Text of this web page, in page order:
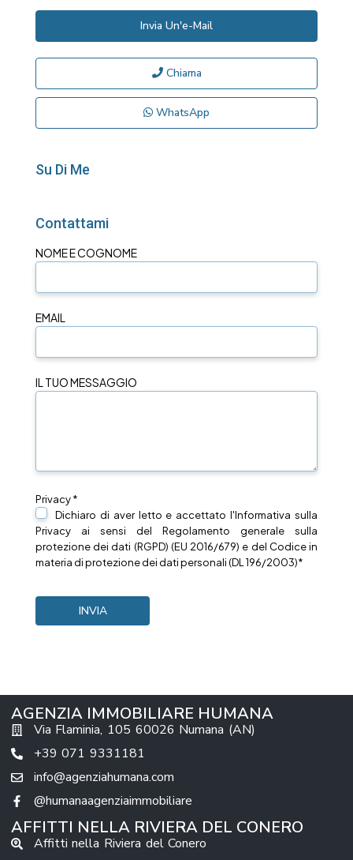
Invia Un'e-Mail
Chiama
WhatsApp
Su Di Me
Contattami
NOME E COGNOME
EMAIL
IL TUO MESSAGGIO
Privacy *
Dichiaro di aver letto e accettato l'Informativa sulla
Privacy ai sensi del Regolamento generale sulla
protezione dei dati (RGPD) (EU 2016/679) e del Codice in
materia di protezione dei dati personali (DL 196/2003)*
AGENZIA IMMOBILIARE HUMANA
Via Flaminia, 105 60026 Numana (AN)
+39 071 9331181
info@agenziahumana.com
@humanaagenziaimmobiliare
AFFITTI NELLA RIVIERA DEL CONERO
Affitti nella Riviera del Conero